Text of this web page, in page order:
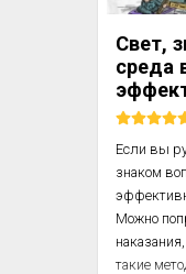
ЦИТАТА.
казаться
аспектах
Свет,
среда
Если вы
знаком
Можно
такие